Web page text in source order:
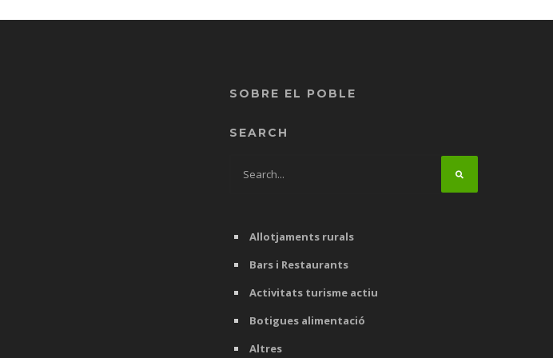
SOBRE EL POBLE
SEARCH
Allotjaments rurals
Bars i Restaurants
Activitats turisme actiu
Botigues alimentació
Altres